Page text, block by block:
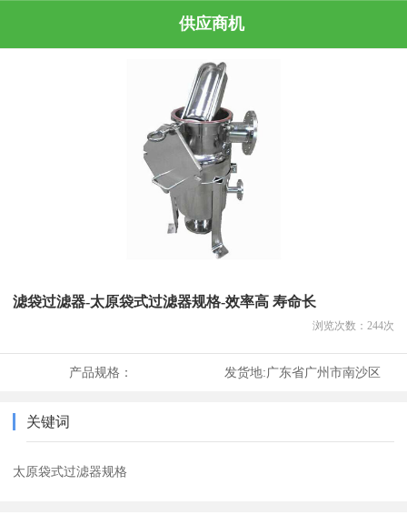
供应商机
滤袋过滤器-太原袋式过滤器规格-效率高 寿命长
浏览次数： 244次
产品规格： 发货地:广东省广州市南沙区
关键词
太原袋式过滤器规格